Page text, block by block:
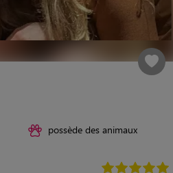
possède des animaux